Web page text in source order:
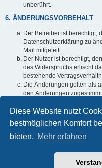
Diese Website nutzt
bestmöglichen Komfort
bieten. Mehr erfahren
unberührt.
6. ÄNDERUNGSVORBEHALT
Der Betreiber ist berechtigt,
Datenschutzerklärung zu
Mail mitgeteilt.
Der Nutzer ist berechtigt,
des Widerspruchs erlischt
bestehende
Die Änderungen gelten als
den Änderungen
Informationen über den
in der Datenschutzerklärung
Powered byphpBB®